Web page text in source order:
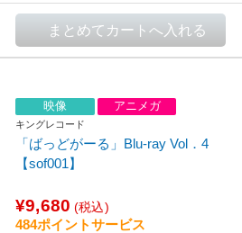
映像 アニメガ
キングレコード
「ばっどがーる」Blu-ray Vol．4
【sof001】
¥9,680 (税込)
484ポイントサービス